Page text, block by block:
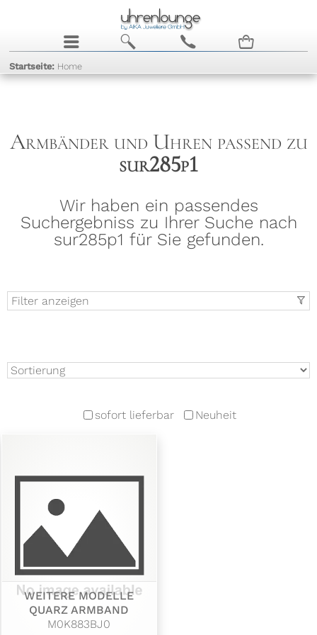
j b c n
Startseite: Home
Armbänder und Uhren passend zu
sur285p1
Wir haben ein passendes
Suchergebniss zu Ihrer Suche nach
sur285p1 für Sie gefunden.
t
Filter anzeigen
sofort lieferbar Neuheit
WEITERE MODELLE
QUARZ ARMBAND
M0K883BJ0